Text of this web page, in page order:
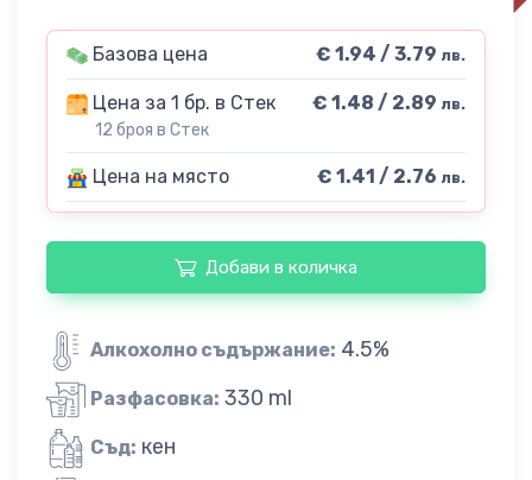
Базова цена € 1.94 / 3.79 лв.
Цена за 1 бр. в Стек
12 броя в Стек
€ 1.48 / 2.89 лв.
Цена на място € 1.41 / 2.76 лв.
Добави в количка
Алкохолно съдържание: 4.5%
Разфасовка: 330 ml
Съд: кен